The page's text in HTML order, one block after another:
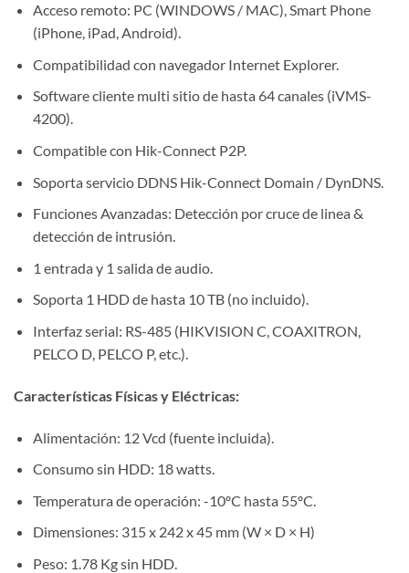
Acceso remoto: PC (WINDOWS / MAC), Smart Phone
(iPhone, iPad, Android).
Compatibilidad con navegador Internet Explorer.
Software cliente multi sitio de hasta 64 canales (iVMS-
4200).
Compatible con Hik-Connect P2P.
Soporta servicio DDNS Hik-Connect Domain / DynDNS.
Funciones Avanzadas: Detección por cruce de linea &
detección de intrusión.
1 entrada y 1 salida de audio.
Soporta 1 HDD de hasta 10 TB (no incluido).
Interfaz serial: RS-485 (HIKVISION C, COAXITRON,
PELCO D, PELCO P, etc.).
Características Físicas y Eléctricas:
Alimentación: 12 Vcd (fuente incluida).
Consumo sin HDD: 18 watts.
Temperatura de operación: -10ºC hasta 55ºC.
Dimensiones: 315 x 242 x 45 mm (W × D × H)
Peso: 1.78 Kg sin HDD.